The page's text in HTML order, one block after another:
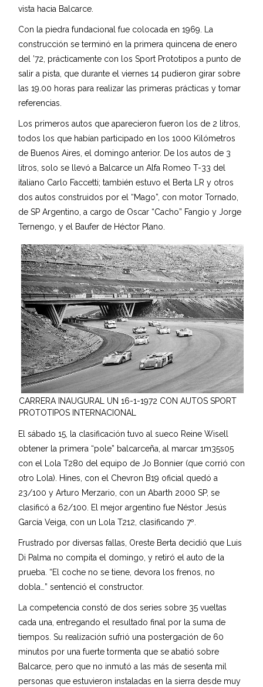
vista hacia Balcarce.
Con la piedra fundacional fue colocada en 1969. La
construcción se terminó en la primera quincena de enero
del ’72, prácticamente con los Sport Prototipos a punto de
salir a pista, que durante el viernes 14 pudieron girar sobre
las 19.00 horas para realizar las primeras prácticas y tomar
referencias.
Los primeros autos que aparecieron fueron los de 2 litros,
todos los que habían participado en los 1000 Kilómetros
de Buenos Aires, el domingo anterior. De los autos de 3
litros, solo se llevó a Balcarce un Alfa Romeo T-33 del
italiano Carlo Faccetti; también estuvo el Berta LR y otros
dos autos construidos por el “Mago”, con motor Tornado,
de SP Argentino, a cargo de Oscar “Cacho” Fangio y Jorge
Ternengo, y el Baufer de Héctor Plano.
CARRERA INAUGURAL UN 16-1-1972 CON AUTOS SPORT
PROTOTIPOS INTERNACIONAL
El sábado 15, la clasificación tuvo al sueco Reine Wisell
obtener la primera “pole” balcarceña, al marcar 1m35s05
con el Lola T280 del equipo de Jo Bonnier (que corrió con
otro Lola). Hines, con el Chevron B19 oficial quedó a
23/100 y Arturo Merzario, con un Abarth 2000 SP, se
clasificó a 62/100. El mejor argentino fue Néstor Jesús
García Veiga, con un Lola T212, clasificando 7º.
Frustrado por diversas fallas, Oreste Berta decidió que Luis
Di Palma no compita el domingo, y retiró el auto de la
prueba. “El coche no se tiene, devora los frenos, no
dobla…” sentenció el constructor.
La competencia constó de dos series sobre 35 vueltas
cada una, entregando el resultado final por la suma de
tiempos. Su realización sufrió una postergación de 60
minutos por una fuerte tormenta que se abatió sobre
Balcarce, pero que no inmutó a las más de sesenta mil
personas que estuvieron instaladas en la sierra desde muy